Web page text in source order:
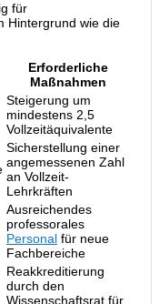
für
Hintergrund wie die
Erforderliche
Maßnahmen
Steigerung um
mindestens 2,5
Vollzeitäquivalente
Sicherstellung einer
angemessenen Zahl
an Vollzeit-
Lehrkräften
Ausreichendes
professorales
Personal für neue
Fachbereiche
Reakkreditierung
durch den
Wissenschaftsrat für